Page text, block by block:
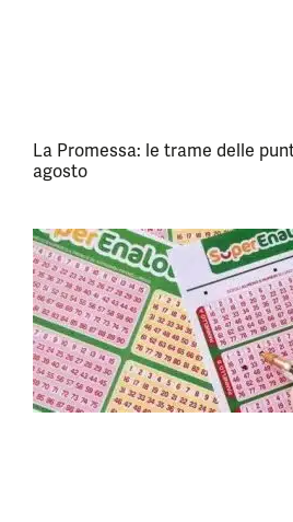
La Promessa: le trame delle
agosto